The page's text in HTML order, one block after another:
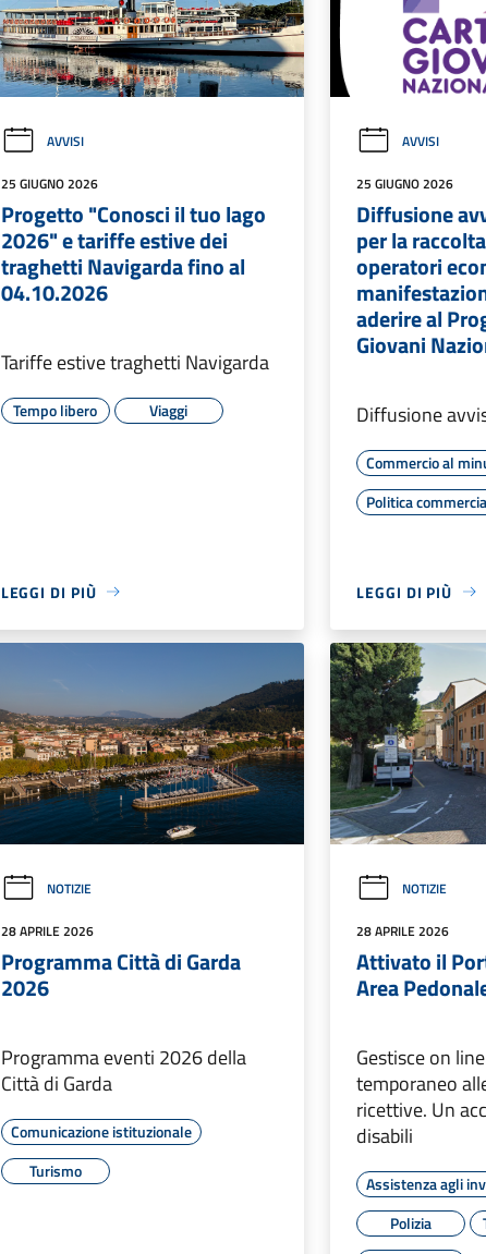
AVVISI
25 GIUGNO 2026
Progetto "Conosci il tuo lago
2026" e tariffe estive dei
traghetti Navigarda fino al
04.10.2026
Tariffe estive traghetti Navigarda
Tempo libero Viaggi
LEGGI DI PIÙ
AVVISI
25 GIUGNO 2026
Diffusione
per la
operatori
aderire al
Giovani
Diffusione
Commercio al
Politica
LEGGI DI PIÙ
NOTIZIE
28 APRILE 2026
Programma Città di Garda
2026
Programma eventi 2026 della
Città di Garda
Comunicazione istituzionale
Turismo
NOTIZIE
28 APRILE 2026
Attivato il
Area
Gestisce on
temporaneo
ricettive. Un
disabili
Assistenza agli
Polizia